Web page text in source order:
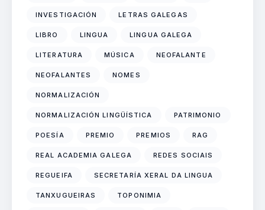
INVESTIGACIÓN LETRAS GALEGAS
LIBRO LINGUA LINGUA GALEGA
LITERATURA MÚSICA NEOFALANTE
NEOFALANTES NOMES
NORMALIZACIÓN
NORMALIZACIÓN LINGÜÍSTICA PATRIMONIO
POESÍA PREMIO PREMIOS RAG
REAL ACADEMIA GALEGA REDES SOCIAIS
REGUEIFA SECRETARÍA XERAL DA LINGUA
TANXUGUEIRAS TOPONIMIA